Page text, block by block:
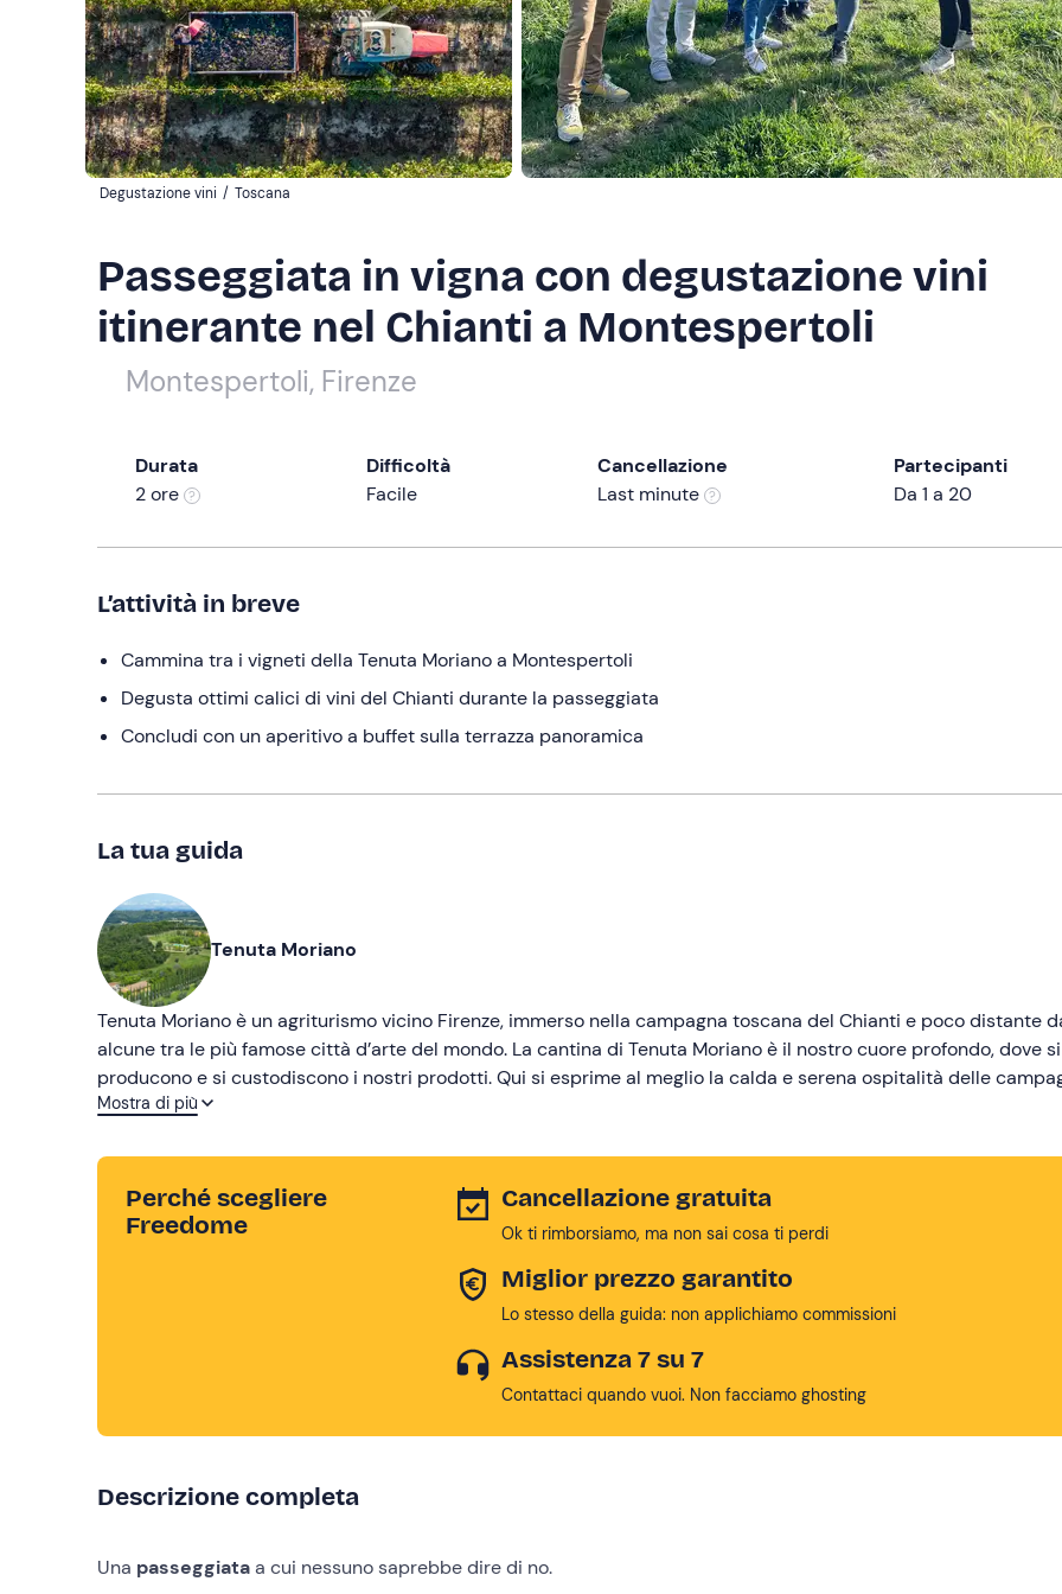
Degustazione vini / Toscana
Passeggiata in vigna con degustazione vini
itinerante nel Chianti a Montespertoli
Montespertoli, Firenze
Durata
2 ore
Difficoltà
Facile
Cancellazione
Last minute
Partecipanti
Da 1 a 20
L’attività in breve
Cammina tra i vigneti della Tenuta Moriano a Montespertoli
Degusta ottimi calici di vini del Chianti durante la passeggiata
Concludi con un aperitivo a buffet sulla terrazza panoramica
La tua guida
Tenuta Moriano
Tenuta Moriano è un agriturismo vicino Firenze, immerso nella campagna toscana del Chianti e poco distante
alcune tra le più famose città d’arte del mondo. La cantina di Tenuta Moriano è il nostro cuore profondo, dove si
producono e si custodiscono i nostri prodotti. Qui si esprime al meglio la calda e serena ospitalità delle
toscane, punto di sosta e di ristoro, per uno spuntino o per una semplice visita.
Mostra di più
Perché scegliere
Freedome
Cancellazione gratuita
Ok ti rimborsiamo, ma non sai cosa ti perdi
Miglior prezzo garantito
Lo stesso della guida: non applichiamo commissioni
Assistenza 7 su 7
Contattaci quando vuoi. Non facciamo ghosting
Descrizione completa
Una passeggiataa cui nessuno saprebbe dire di no.